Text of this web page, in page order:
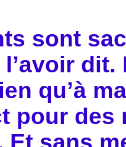
sont
qu’à
pour